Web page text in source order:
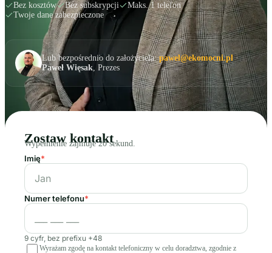
Bez kosztów Bez subskrypcji
Maks. 1 telefon
Twoje dane zabezpieczone
Lub bezpośrednio do założyciela:pawel@ekomocni.pl·
Paweł Więsak, Prezes
Zostaw kontakt
Wypełnienie zajmuje 20 sekund.
Imię*
Numer telefonu*
9 cyfr, bez prefixu +48
Wyrażam zgodę na kontakt telefoniczny w celu doradztwa, zgodnie z